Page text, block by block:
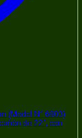
(Model N° 6903)
de 22″, con